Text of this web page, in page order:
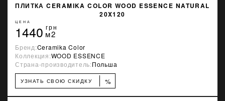
ПЛИТКА CERAMIKA COLOR WOOD ESSENCE NATURAL
20X120
ЦЕНА
1440 грн
м2
Бренд:Ceramika Color
Коллекция:WOOD ESSENCE
Страна-производитель:Польша
УЗНАТЬ СВОЮ СКИДКУ %